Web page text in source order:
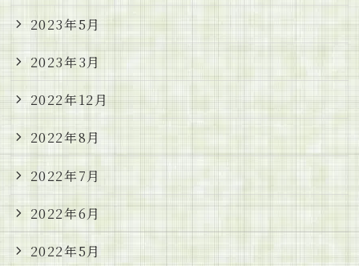
2023年5月
2023年3月
2022年12月
2022年8月
2022年7月
2022年6月
2022年5月